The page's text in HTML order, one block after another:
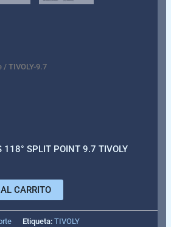
/ TIVOLY-9.7
118° SPLIT POINT 9.7 TIVOLY
CARRITO
Etiqueta:TIVOLY